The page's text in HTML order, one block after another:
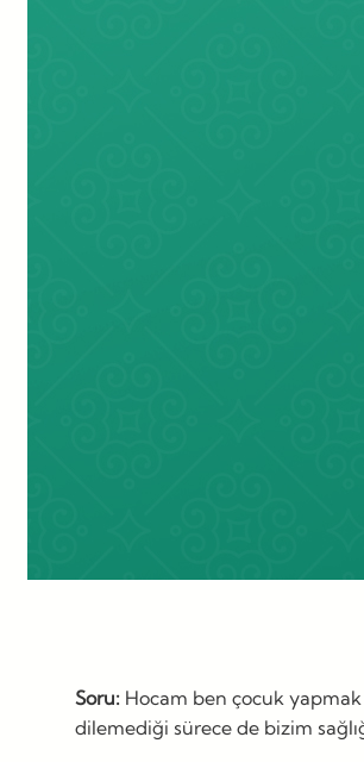
Soru: Hocam ben çocuk
dilemediği sürece de bizim